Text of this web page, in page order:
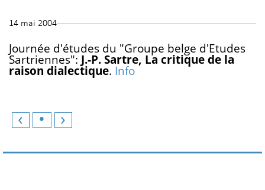
14 mai 2004
Journée d'études du "Groupe belge d'Etudes
Sartriennes": J.-P. Sartre, La critique de la
raison dialectique. Info
‹ • ›